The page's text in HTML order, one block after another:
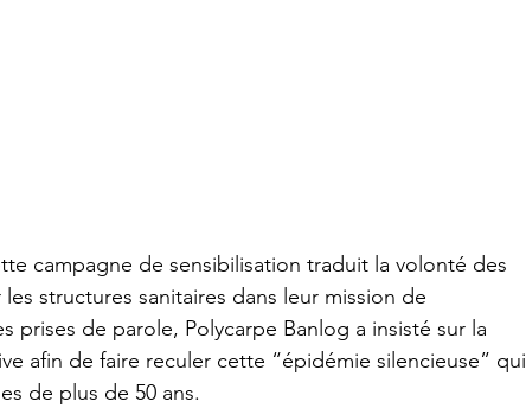
campagne de sensibilisation traduit la volonté des
structures sanitaires dans leur mission de
prises de parole, Polycarpe Banlog a insisté sur la
afin de faire reculer cette “épidémie silencieuse” qui
de plus de 50 ans.